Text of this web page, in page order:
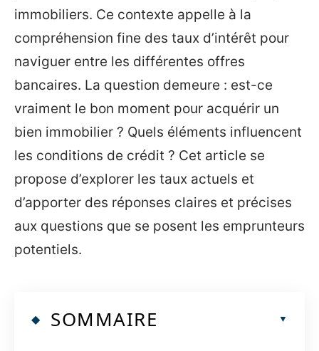
immobiliers. Ce contexte appelle à la
compréhension fine des taux d’intérêt pour
naviguer entre les différentes offres
bancaires. La question demeure : est-ce
vraiment le bon moment pour acquérir un
bien immobilier ? Quels éléments influencent
les conditions de crédit ? Cet article se
propose d’explorer les taux actuels et
d’apporter des réponses claires et précises
aux questions que se posent les emprunteurs
potentiels.
SOMMAIRE